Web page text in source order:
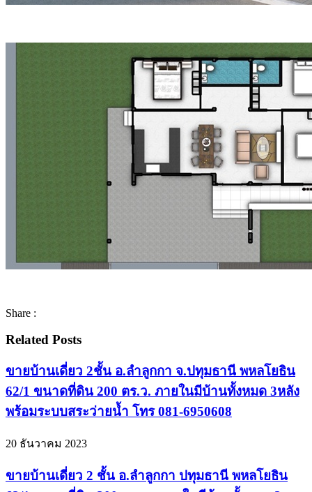
Share :
Related Posts
ขายบ้านเดี่ยว 2ชั้น อ.ลำลูกกา จ.ปทุมธานี พหลโยธิน
62/1 ขนาดที่ดิน 200 ตร.ว. ภายในมีบ้านทั้งหมด 3หลัง
พร้อมระบบสระว่ายน้ำ โทร 081-6950608
20 ธันวาคม 2023
ขายบ้านเดี่ยว 2 ชั้น อ.ลำลูกกา ปทุมธานี พหลโยธิน